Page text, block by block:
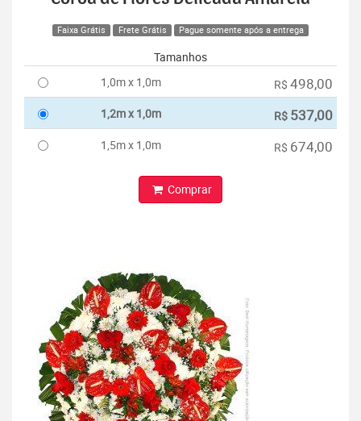
Faixa Grátis Frete Grátis Pague somente após a entrega
Tamanhos
1,0m x 1,0m
R$ 498,00
1,2m x 1,0m R$ 537,00
1,5m x 1,0m R$ 674,00
Comprar